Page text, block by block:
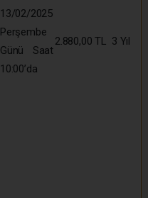
13/02/2025
Perşembe
Günü Saat
10:00’da
2.880,00 TL 3 Yıl